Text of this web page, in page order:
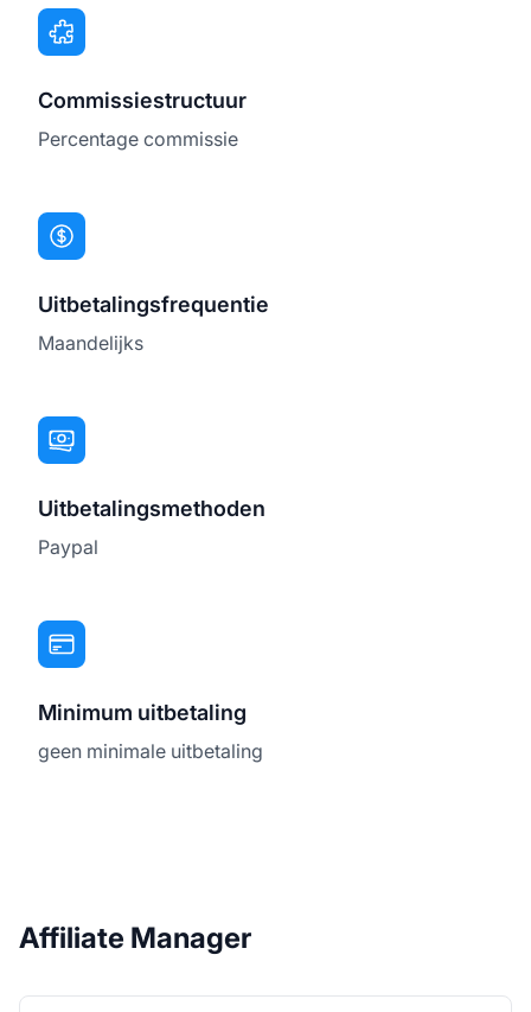
Commissiestructuur
Percentage commissie
Uitbetalingsfrequentie
Maandelijks
Uitbetalingsmethoden
Paypal
Minimum uitbetaling
geen minimale uitbetaling
Affiliate Manager